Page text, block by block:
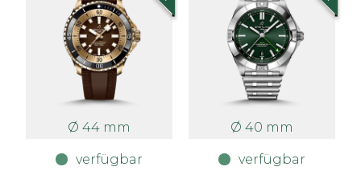
Ø 44 mm
verfügbar
Ø 40 mm
verfügbar